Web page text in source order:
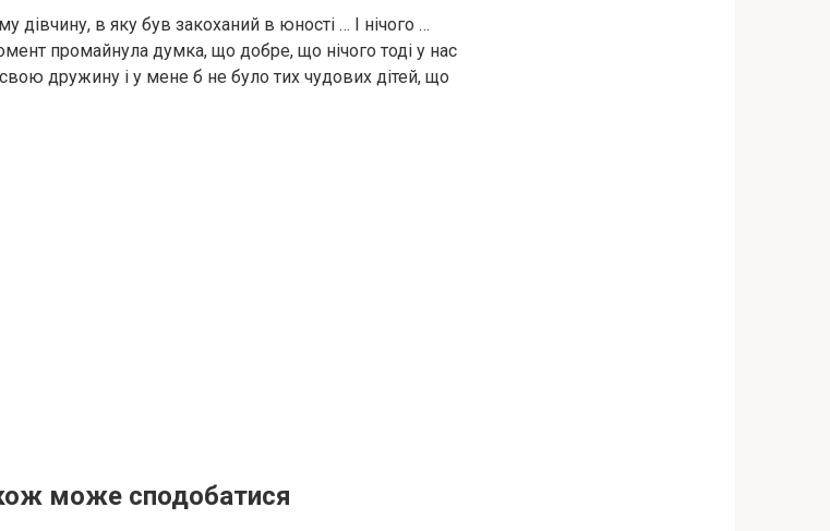
дівчину, в яку був закоханий в юності … І нічого …
промайнула думка, що добре, що нічого тоді у нас
дружину і у мене б не було тих чудових дітей, що
може сподобатися